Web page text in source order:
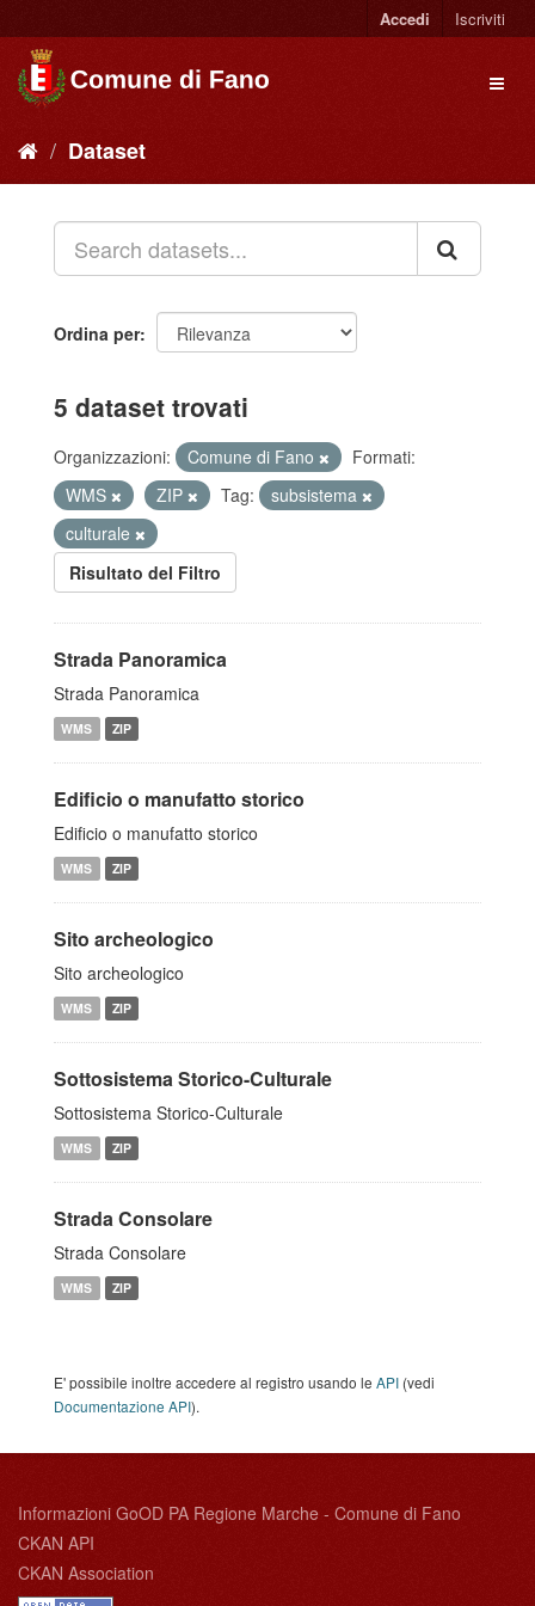
Accedi Iscriviti
Dataset
Ordina per
5 dataset trovati
Organizzazioni: Comune di Fano
Formati:
WMS
ZIP Tag:
subsistema
culturale
Risultato del Filtro
Strada Panoramica
Strada Panoramica
WMS ZIP
Edificio o manufatto storico
Edificio o manufatto storico
WMS ZIP
Sito archeologico
Sito archeologico
WMS ZIP
Sottosistema Storico-Culturale
Sottosistema Storico-Culturale
WMS ZIP
Strada Consolare
Strada Consolare
WMS ZIP
E' possibile inoltre accedere al registro usando le API (vedi
Documentazione API).
Informazioni GoOD PA Regione Marche - Comune di Fano
CKAN API
CKAN Association